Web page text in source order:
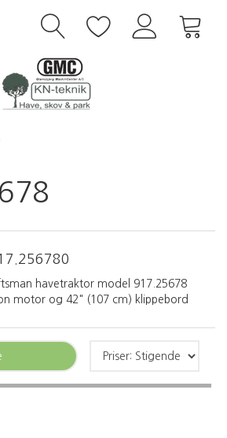
havetraktor model 917.25678
motor og 42" (107 cm) klippebord